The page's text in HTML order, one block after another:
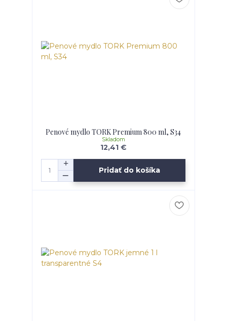
Penové mydlo TORK Premium 800 ml, S34
12,41 €
Skladom
Pridať do košíka